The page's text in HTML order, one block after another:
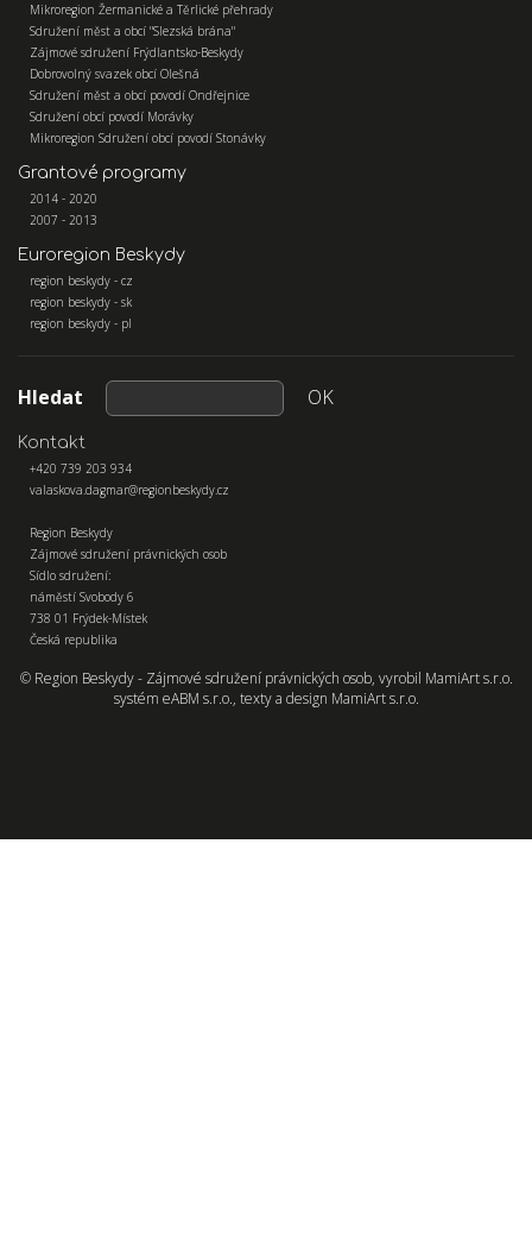
Mikroregion Žermanické a Těrlické přehrady
Sdružení měst a obcí "Slezská brána"
Zájmové sdružení Frýdlantsko-Beskydy
Dobrovolný svazek obcí Olešná
Sdružení měst a obcí povodí Ondřejnice
Sdružení obcí povodí Morávky
Mikroregion Sdružení obcí povodí Stonávky
Grantové programy
2014 - 2020
2007 - 2013
Euroregion Beskydy
region beskydy - cz
region beskydy - sk
region beskydy - pl
Hledat OK
Kontakt
+420 739 203 934
valaskova.dagmar@regionbeskydy.cz
Region Beskydy
Zájmové sdružení právnických osob
Sídlo sdružení:
náměstí Svobody 6
738 01 Frýdek-Místek
Česká republika
© Region Beskydy - Zájmové sdružení právnických osob, vyrobil MamiArt s.r.o.
systém eABM s.r.o., texty a design MamiArt s.r.o.